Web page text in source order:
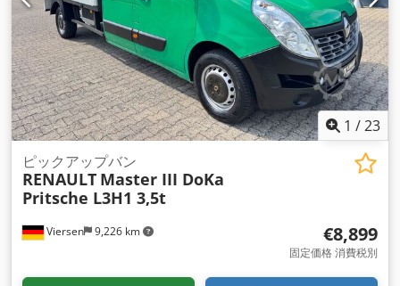
1 /23
Viersen 9,226 km
ピックアップバン
RENAULT Master III DoKa
Pritsche L3H1 3,5t
€8,899
固定価格 消費税別